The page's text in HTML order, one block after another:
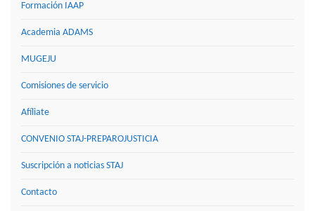
Formación IAAP
Academia ADAMS
MUGEJU
Comisiones de servicio
Afíliate
CONVENIO STAJ-PREPAROJUSTICIA
Suscripción a noticias STAJ
Contacto